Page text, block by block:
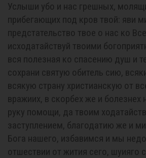
Услыши убо и нас грешных,
прибегающих под кров твой: яви
предстательство твое о нас ко
исходатайствуй твоими
вся полезная ко спасению душ и
сохрани святую обитель сию,
всякую страну христианскую от
вражиих, в скорбех же и болезнех
руку помощи, да твоим
заступлением, благодатию же и
Бога нашего, избавимся и мы
отшествии от жития сего, шуияго